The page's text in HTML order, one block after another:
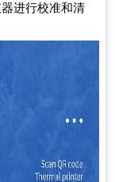
进行校准和清